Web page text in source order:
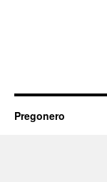
Pregonero